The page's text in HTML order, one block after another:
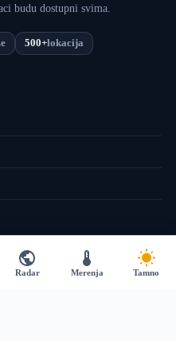
budu dostupni svima.
500+lokacija
Radar Merenja Tamno